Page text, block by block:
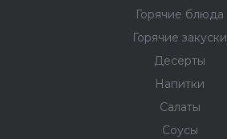
Горячие блюда
Горячие закуски
Десерты
Напитки
Салаты
Соусы